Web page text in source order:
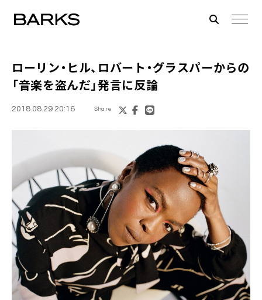
ローリン・ヒル、 ロバート・グラスパーからの
「音楽を盗んだ」発言に反論
2018.08.29 20:16 Share